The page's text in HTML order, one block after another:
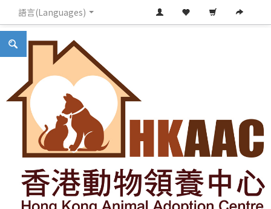
語言(Languages)